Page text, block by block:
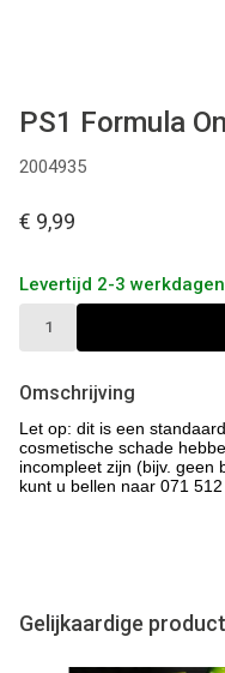
PS1 Formula
2004935
€ 9,99
Levertijd 2-3 werkdagen
Omschrijving
Let op: dit is een
cosmetische schade
incompleet zijn (bijv. geen
kunt u bellen naar 071 512
Gelijkaardige